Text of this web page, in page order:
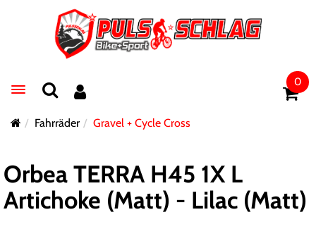
Toggle navigation
0
Fahrräder Gravel + Cycle Cross
Orbea TERRA H45 1X L
Artichoke (Matt) - Lilac (Matt)